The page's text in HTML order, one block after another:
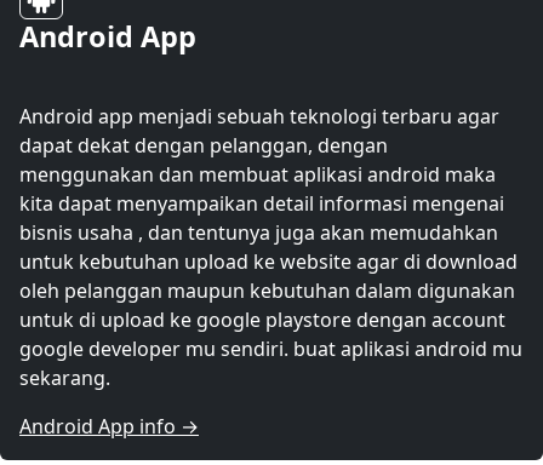
Android App
Android app menjadi sebuah teknologi terbaru agar
dapat dekat dengan pelanggan, dengan
menggunakan dan membuat aplikasi android maka
kita dapat menyampaikan detail informasi mengenai
bisnis usaha , dan tentunya juga akan memudahkan
untuk kebutuhan upload ke website agar di download
oleh pelanggan maupun kebutuhan dalam digunakan
untuk di upload ke google playstore dengan account
google developer mu sendiri. buat aplikasi android mu
sekarang.
Android App info →